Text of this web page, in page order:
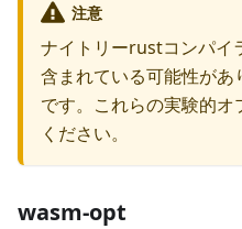
注意
ナイトリーrustコンパイ
含まれている可能性が
です。これらの実験的
ください。
wasm-opt